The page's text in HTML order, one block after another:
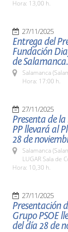
Hora: 13,00 h.
27/11/2025
Entrega del
Fundación
de Salamanca.
Salamanca
Hora: 17:00 h.
27/11/2025
Presenta de
PP llevará al
28 de
Salamanca
LUGAR Sala de
Hora: 10,30 h.
27/11/2025
Presentación
Grupo PSOE
del día 28 de